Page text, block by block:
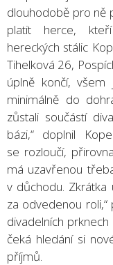
dlouhodobě pro ně
platit herce, kteří
hereckých stálic
Tihelková 26,
úplně končí, všem
minimálně do
zůstali součástí
bázi,“ doplnil
se rozloučí,
má uzavřenou
v důchodu.
za odvedenou roli,“
divadelních
čeká hledání si
příjmů.